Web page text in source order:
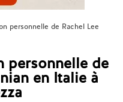
personnelle de Rachel Lee
personnelle de
en Italie à